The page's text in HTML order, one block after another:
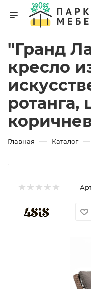
"Гранд
кресло
ротанга,
Главная — Каталог —